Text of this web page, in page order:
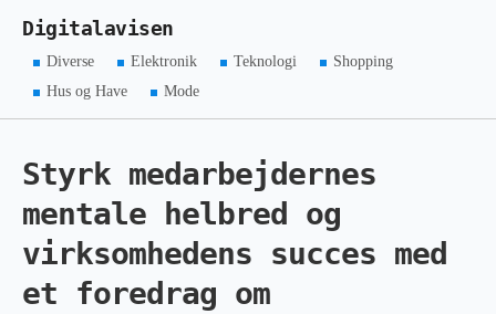
Digitalavisen
Diverse Elektronik Teknologi
Shopping
Hus og Have
Mode
Styrk medarbejdernes
mentale helbred og
virksomhedens succes med
et foredrag om